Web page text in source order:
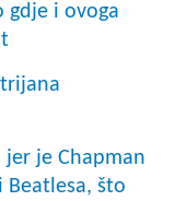
gdje i ovoga
je Chapman
što